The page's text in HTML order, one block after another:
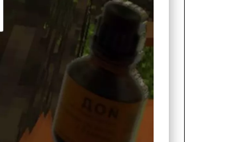
драгоценностями.
PE спокойно смогут
математикой в